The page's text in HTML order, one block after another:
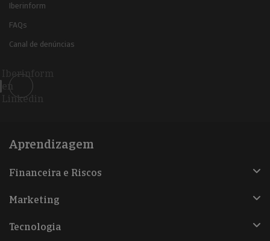
Iberinform
FAQs
Canal de denúncias
Iberinform
en
Linkedin
Aprendizagem
Financeira e Riscos
Marketing
Tecnologia